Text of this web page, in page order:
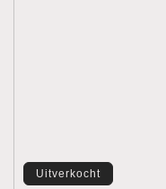
Uitverkocht